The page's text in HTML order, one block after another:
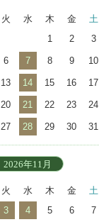
火 水 木 金
土
1
2 3
6 7 8 9 10
13 14 15 16 17
20 21 22 23 24
27 28 29 30 31
2026年11月
火 水 木 金
土
3 4 5 6 7